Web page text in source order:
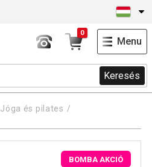
Keresés
0
Menu
Jóga és pilates
BOMBA AKCIÓ